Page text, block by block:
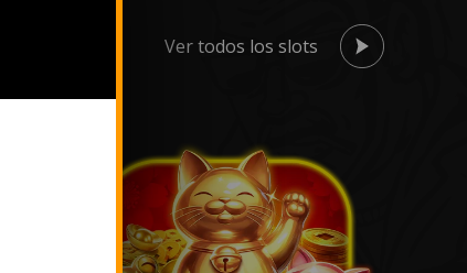
Ver todos los slots